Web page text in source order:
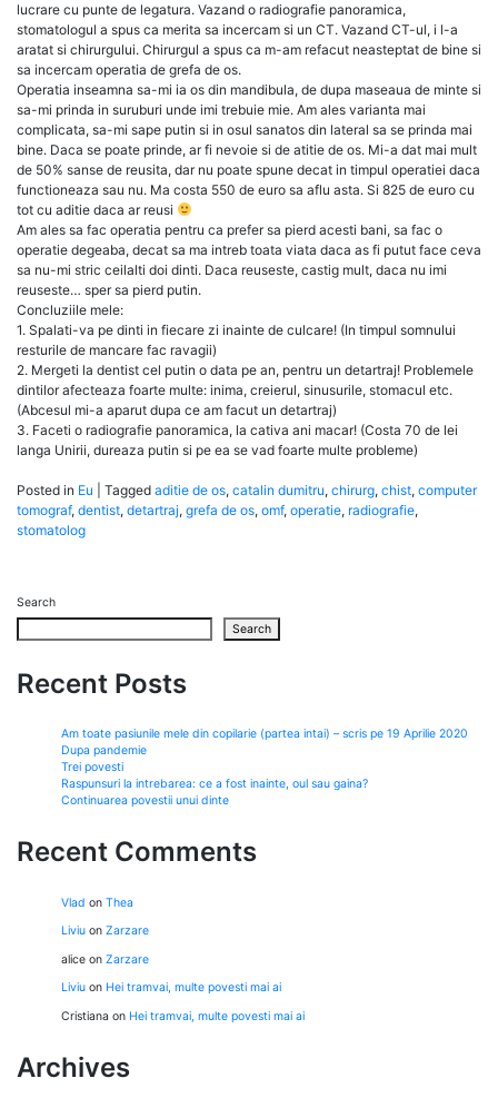
lucrare cu punte de legatura. Vazand o radiografie panoramica,
stomatologul a spus ca merita sa incercam si un CT. Vazand CT-ul, i l-a
aratat si chirurgului. Chirurgul a spus ca m-am refacut neasteptat de bine si
sa incercam operatia de grefa de os.
Operatia inseamna sa-mi ia os din mandibula, de dupa maseaua de minte si
sa-mi prinda in suruburi unde imi trebuie mie. Am ales varianta mai
complicata, sa-mi sape putin si in osul sanatos din lateral sa se prinda mai
bine. Daca se poate prinde, ar fi nevoie si de atitie de os. Mi-a dat mai mult
de 50% sanse de reusita, dar nu poate spune decat in timpul operatiei daca
functioneaza sau nu. Ma costa 550 de euro sa aflu asta. Si 825 de euro cu
tot cu aditie daca ar reusi
Am ales sa fac operatia pentru ca prefer sa pierd acesti bani, sa fac o
operatie degeaba, decat sa ma intreb toata viata daca as fi putut face ceva
sa nu-mi stric ceilalti doi dinti. Daca reuseste, castig mult, daca nu imi
reuseste… sper sa pierd putin.
Concluziile mele:
1. Spalati-va pe dinti in fiecare zi inainte de culcare! (In timpul somnului
resturile de mancare fac ravagii)
2. Mergeti la dentist cel putin o data pe an, pentru un detartraj! Problemele
dintilor afecteaza foarte multe: inima, creierul, sinusurile, stomacul etc.
(Abcesul mi-a aparut dupa ce am facut un detartraj)
3. Faceti o radiografie panoramica, la cativa ani macar! (Costa 70 de lei
langa Unirii, dureaza putin si pe ea se vad foarte multe probleme)
Posted in Eu Tagged aditie de os, catalin dumitru, chirurg, chist, computer
tomograf, dentist, detartraj, grefa de os, omf, operatie, radiografie,
stomatolog
Search
Search
Recent Posts
Am toate pasiunile mele din copilarie (partea intai) – scris pe 19 Aprilie 2020
Dupa pandemie
Trei povesti
Raspunsuri la intrebarea: ce a fost inainte, oul sau gaina?
Continuarea povestii unui dinte
Recent Comments
Vlad on Thea
Liviu on Zarzare
alice on Zarzare
Liviu on Hei tramvai, multe povesti mai ai
Cristiana on Hei tramvai, multe povesti mai ai
Archives